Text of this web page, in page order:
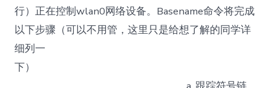
行）正在控制wlan0网络设备。Basename命令将完成
以下步骤（可以不用管，这里只是给想了解的同学详
细列一
下）